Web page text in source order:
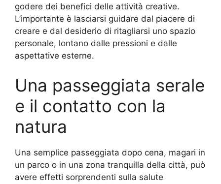
godere dei benefici delle attività creative.
L’importante è lasciarsi guidare dal piacere di
creare e dal desiderio di ritagliarsi uno spazio
personale, lontano dalle pressioni e dalle
aspettative esterne.
Una passeggiata serale
e il contatto con la
natura
Una semplice passeggiata dopo cena, magari in
un parco o in una zona tranquilla della città, può
avere effetti sorprendenti sulla salute